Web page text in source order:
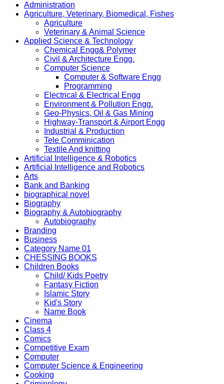
Administration
Agriculture, Veterinary, Biomedical, Fishes
Agriculture
Veterinary & Animal Science
Applied Science & Technology
Chemical Engg& Polymer
Civil & Architecture Engg.
Computer Science
Computer & Software Engg
Programming
Electrical & Electrical Engg
Environment & Pollution Engg.
Geo-Physics, Oil & Gas Mining
Highway-Transport & Airport Engg
Industrial & Production
Tele Comminication
Textile And knitting
Artificial Intelligence & Robotics
Artificial Intelligence and Robotics
Arts
Bank and Banking
biographical novel
Biography
Biography & Autobiography
Autobiography
Branding
Business
Category Name 01
CHESSING BOOKS
Children Books
Child/ Kids Poetry
Fantasy Fiction
Islamic Story
Kid's Story
Name Book
Cinema
Class 4
Comics
Competitive Exam
Computer
Computer Science & Engineering
Cooking